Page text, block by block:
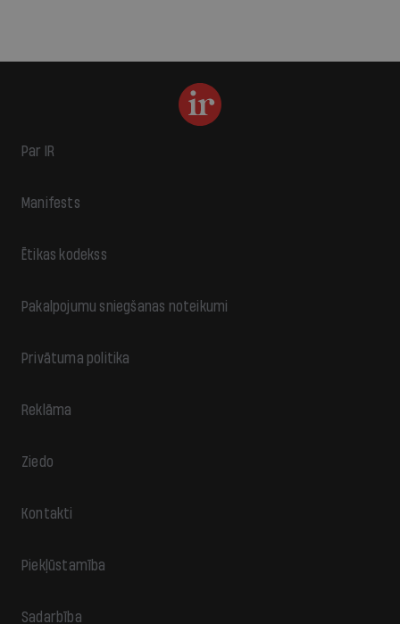
Par IR
Manifests
Ētikas kodekss
Pakalpojumu sniegšanas noteikumi
Privātuma politika
Reklāma
Ziedo
Kontakti
Piekļūstamība
Sadarbība